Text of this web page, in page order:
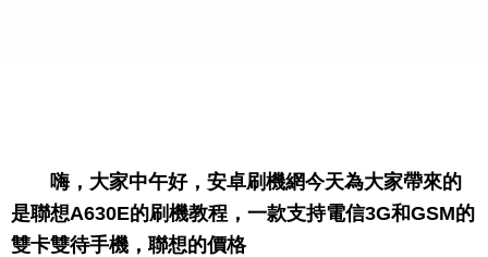
嗨，大家中午好，安卓刷機網今天為大家帶來的
是聯想A630E的刷機教程，一款支持電信3G和GSM的
雙卡雙待手機，聯想的價格